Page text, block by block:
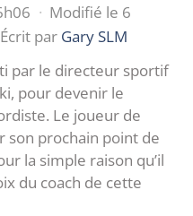
· Modifié le 6
Écrit par Gary SLM
par le directeur sportif
pour devenir le
Le joueur de
son prochain point de
la simple raison qu’il
du coach de cette